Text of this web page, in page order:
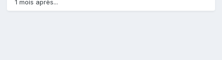
1 mois après...